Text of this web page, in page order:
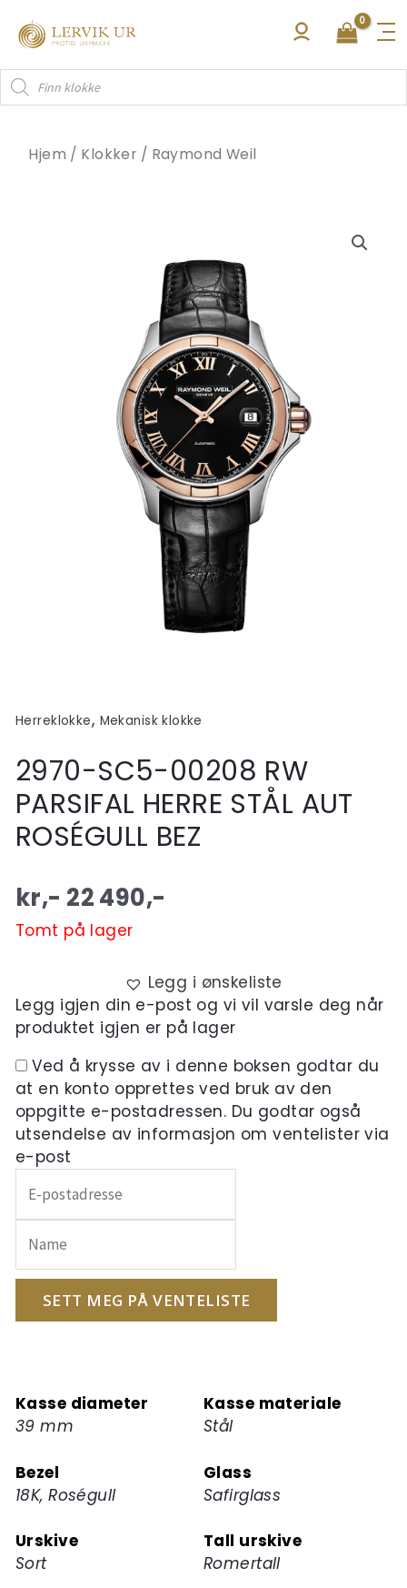
rett
innholdet
Products
search
Hjem / Klokker / Raymond Weil
Herreklokke, Mekanisk klokke
2970-SC5-00208 RW
PARSIFAL HERRE STÅL AUT
ROSÉGULL BEZ
kr,- 22 490,-
Tomt på lager
Legg i ønskeliste
Legg igjen din e-post og vi vil varsle deg når
produktet igjen er på lager
Ved å krysse av i denne boksen godtar du
at en konto opprettes ved bruk av den
oppgitte e-postadressen. Du godtar også
utsendelse av informasjon om ventelister via
e-post
inn
e-
postadressen
din
ventelisten
for
produktet
SETT MEG PÅ VENTELISTE
Kasse diameter
39 mm
Kasse materiale
Stål
Bezel
18K, Roségull
Glass
Safirglass
Urskive
Sort
Tall urskive
Romertall